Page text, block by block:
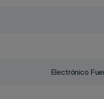
Electrónico